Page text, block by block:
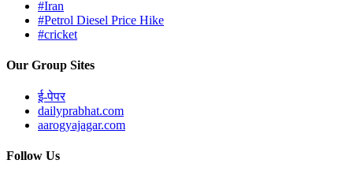
#Iran
#Petrol Diesel Price Hike
#cricket
Our Group Sites
ई-पेपर
dailyprabhat.com
aarogyajagar.com
Follow Us